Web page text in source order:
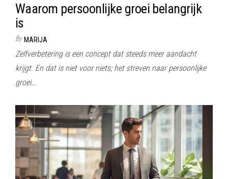
Waarom persoonlijke groei belangrijk
is
By MARIJA
Zelfverbetering is een concept dat steeds meer aandacht
krijgt. En dat is niet voor niets; het streven naar persoonlijke
groei…